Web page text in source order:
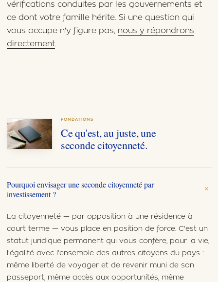
vérifications conduites par les gouvernements et
ce dont votre famille hérite. Si une question qui
vous occupe n'y figure pas, nous y répondrons
directement.
FONDATIONS
Ce qu'est, au juste, une
seconde citoyenneté.
Pourquoi envisager une seconde citoyenneté par
investissement ?
+
La citoyenneté — par opposition à une résidence à
court terme — vous place en position de force. C'est un
statut juridique permanent qui vous confère, pour la vie,
l'égalité avec l'ensemble des autres citoyens du pays :
même liberté de voyager et de revenir muni de son
passeport, même accès aux opportunités, même